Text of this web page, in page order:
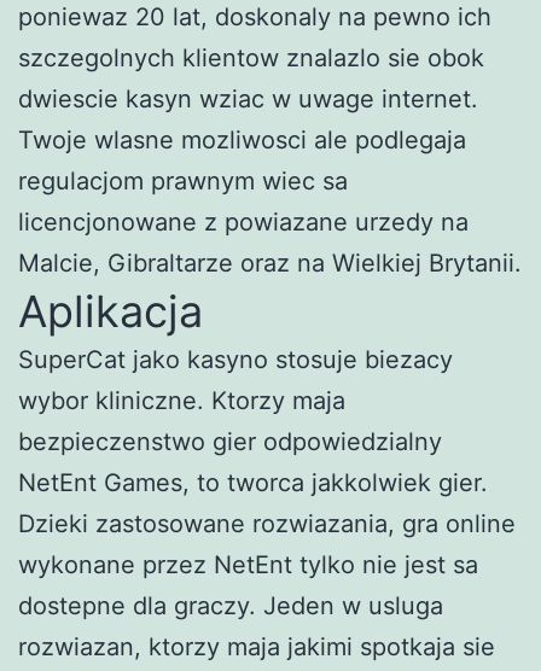
poniewaz 20 lat, doskonaly na pewno ich
szczegolnych klientow znalazlo sie obok
dwiescie kasyn wziac w uwage internet.
Twoje wlasne mozliwosci ale podlegaja
regulacjom prawnym wiec sa
licencjonowane z powiazane urzedy na
Malcie, Gibraltarze oraz na Wielkiej Brytanii.
Aplikacja
SuperCat jako kasyno stosuje biezacy
wybor kliniczne. Ktorzy maja
bezpieczenstwo gier odpowiedzialny
NetEnt Games, to tworca jakkolwiek gier.
Dzieki zastosowane rozwiazania, gra online
wykonane przez NetEnt tylko nie jest sa
dostepne dla graczy. Jeden w usluga
rozwiazan, ktorzy maja jakimi spotkaja sie